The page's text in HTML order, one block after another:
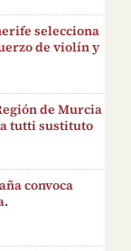
selecciona
de violín y
de Murcia
tutti sustituto
convoca